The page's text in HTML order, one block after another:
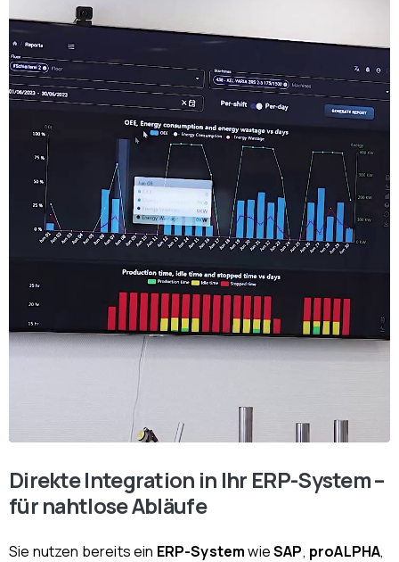
Direkte Integration in Ihr ERP-System –
für nahtlose Abläufe
Sie nutzen bereits ein ERP-SystemwieSAP, proALPHA,